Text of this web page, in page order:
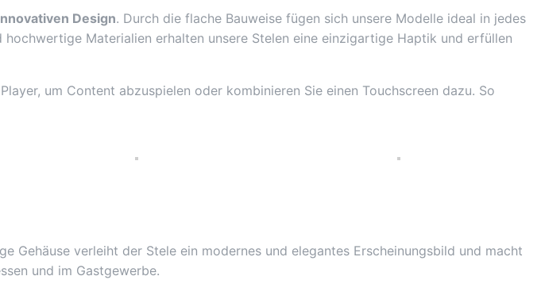
Design. Durch die flache Bauweise fügen sich unsere Modelle ideal in jedes
Materialien erhalten unsere Stelen eine einzigartige Haptik und erfüllen
um Content abzuspielen oder kombinieren Sie einen Touchscreen dazu. So
verleiht der Stele ein modernes und elegantes Erscheinungsbild und macht
und im Gastgewerbe.